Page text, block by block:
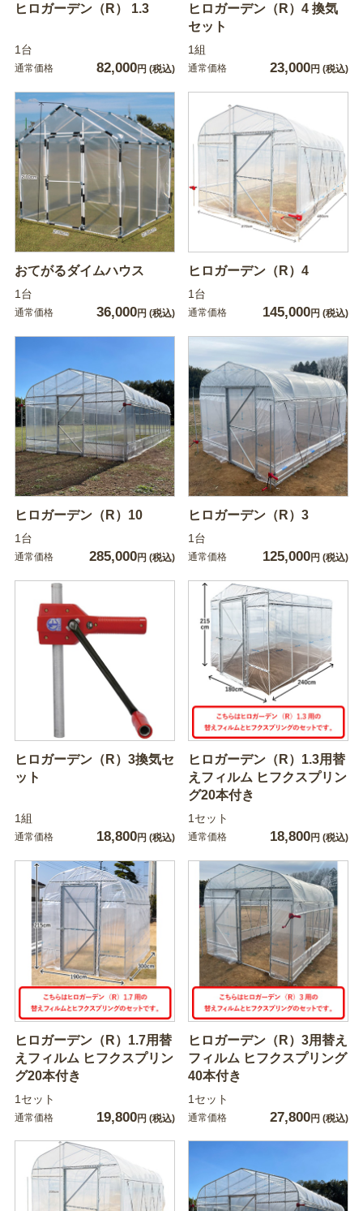
ヒロガーデン（R） 1.3
1台
通常価格 82,000円 (税込)
ヒロガーデン（R）4 換気
セット
1組
通常価格 23,000円 (税込)
おてがるダイムハウス
1台
通常価格 36,000円 (税込)
ヒロガーデン（R）4
1台
通常価格 145,000円 (税込)
ヒロガーデン（R）10
1台
通常価格 285,000円 (税込)
ヒロガーデン（R）3
1台
通常価格 125,000円 (税込)
ヒロガーデン（R）3換気セ
ット
1組
通常価格 18,800円 (税込)
ヒロガーデン（R）1.3用替
えフィルム ヒフクスプリン
グ20本付き
1セット
通常価格 18,800円 (税込)
ヒロガーデン（R）1.7用替
えフィルム ヒフクスプリン
グ20本付き
1セット
通常価格 19,800円 (税込)
ヒロガーデン（R）3用替え
フィルム ヒフクスプリング
40本付き
1セット
通常価格 27,800円 (税込)